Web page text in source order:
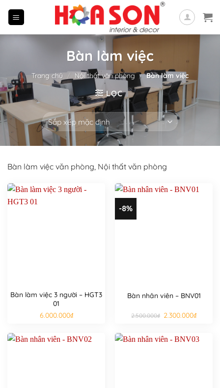
Bàn làm việc
Trang chủ / Nội thất văn phòng / Bàn làm việc
LỌC
Bàn làm việc văn phòng, Nội thất văn phòng
Bàn làm việc 3 người – HGT3
01
6.000.000₫
-8%
Bàn nhân viên – BNV01
2.500.000₫ Giá
gốc
2.300.000₫Giá
hiện